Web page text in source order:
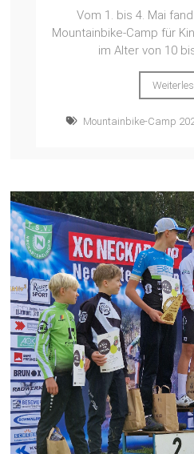
Vom 1. bis 4. Mai
Mountainbike-Camp für
im Alter von 10
Mountainbike-Camp